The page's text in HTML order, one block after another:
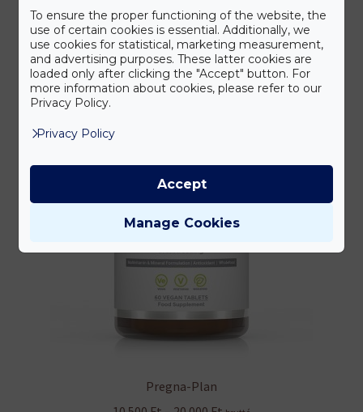
több
variációja
van.
A
Pregna-Plan
To ensure the proper functioning of the website, the
use of certain cookies is essential. Additionally, we
use cookies for statistical, marketing measurement,
and advertising purposes. These latter cookies are
loaded only after clicking the "Accept" button. For
more information about cookies, please refer to our
Privacy Policy.
Privacy Policy
Manage Cookies
Accept